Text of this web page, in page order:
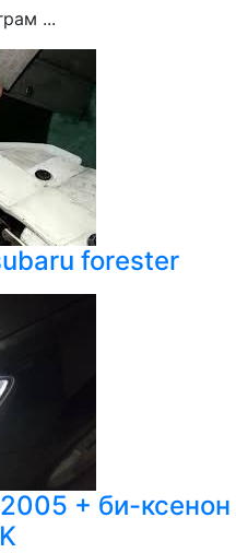
...
forester
2005 + би-ксенон